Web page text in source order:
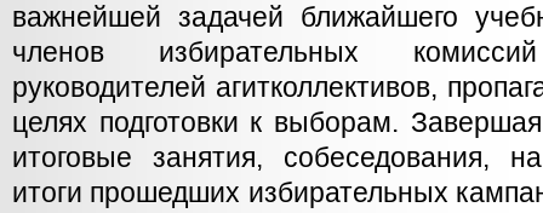
важнейшей задачей ближайшего
членов избирательных
руководителей агитколлективов,
целях подготовки к выборам.
итоговые занятия, собеседования,
итоги прошедших избирательных